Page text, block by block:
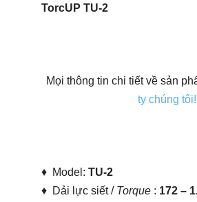
TorcUP TU-2
Mọi thông tin chi tiết về sản
ty chúng
♦ Model: TU-2
♦ Dải lực siết / Torque : 172 –